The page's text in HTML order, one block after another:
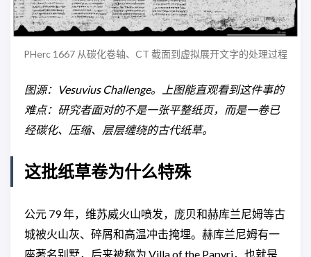
PHerc 1667 从碳化卷轴、CT 截面到虚拟展开文字的处理过程
图源：Vesuvius Challenge。上图能直观看到这件事的
难点：研究者面对的不是一张平整纸页，而是一卷已
经碳化、压缩、层层缠绕的古代纸草。
这批纸草卷为什么特殊
公元 79 年，维苏威火山喷发，庞贝和赫库兰尼姆等古
城被火山灰、碎屑和高温冲击掩埋。赫库兰尼姆有一
座著名别墅，后来被称为 Villa of the Papyri，也就是